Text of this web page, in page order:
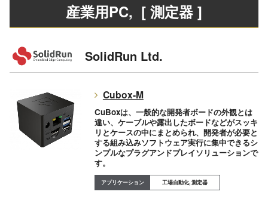
産業用PC, [ 測定器 ]
SolidRun Ltd.
Cubox-M
CuBoxは、一般的な開発者ボードの外観とは
違い、ケーブルや露出したボードなどがスッキ
リとケースの中にまとめられ、開発者が必要と
する組み込みソフトウェア実行に集中できるシ
ンプルなプラグアンドプレイソリューションで
す。
工場自動化, 測定器